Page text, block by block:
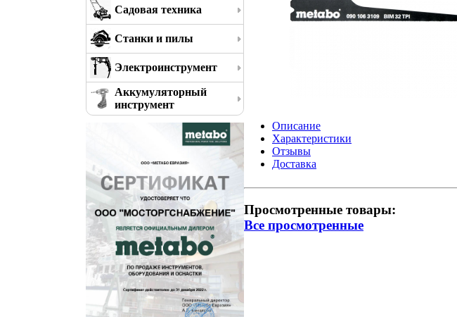
Садовая техника
Станки и пилы
Электроинструмент
Аккумуляторный
инструмент
Описание
Характеристики
Отзывы
Доставка
Просмотренные товары:
Все просмотренные